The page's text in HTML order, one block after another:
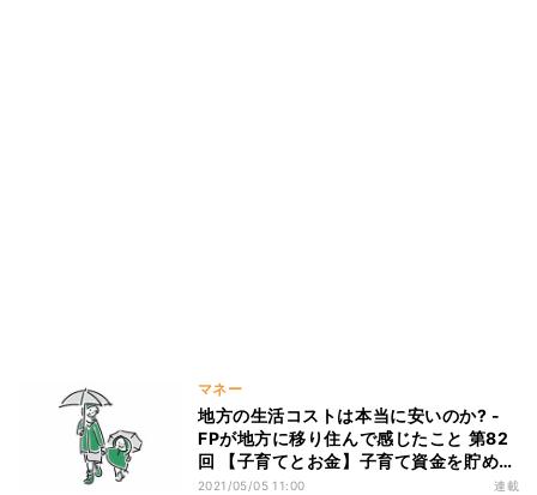
マネー
地方の生活コストは本当に安いのか? -
FPが地方に移り住んで感じたこと 第82
回 【子育てとお金】子育て資金を貯める
ためにやるべきこととは?
2021/05/05 11:00 連載